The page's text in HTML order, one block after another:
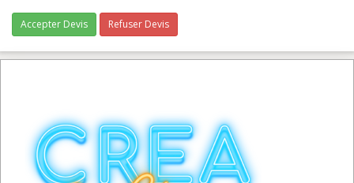
Accepter Devis Refuser Devis